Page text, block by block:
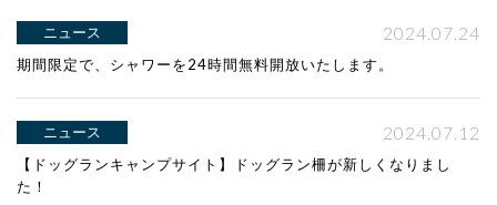
ニュース 2024.07.24
期間限定で、シャワーを24時間無料開放いたします。
ニュース 2024.07.12
【ドッグランキャンプサイト】ドッグラン柵が新しくなりまし
た！